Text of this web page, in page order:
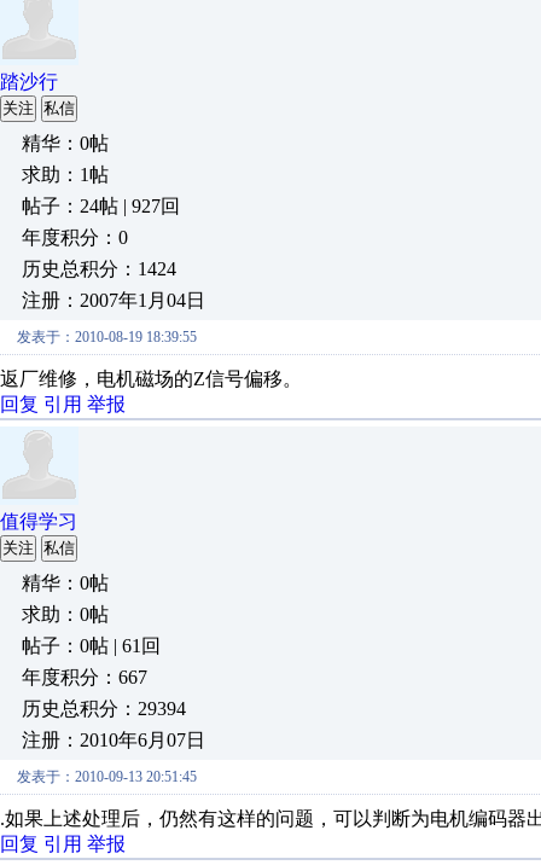
踏沙行
关注 私信
精华：0帖
求助：1帖
帖子：24帖 | 927回
年度积分：0
历史总积分：1424
注册：2007年1月04日
发表于：2010-08-19 18:39:55
返厂维修，电机磁场的Z信号偏移。
回复 引用 举报
值得学习
关注 私信
精华：0帖
求助：0帖
帖子：0帖 | 61回
年度积分：667
历史总积分：29394
注册：2010年6月07日
发表于：2010-09-13 20:51:45
.如果上述处理后，仍然有这样的问题，可以判断为电机编码器
回复 引用 举报